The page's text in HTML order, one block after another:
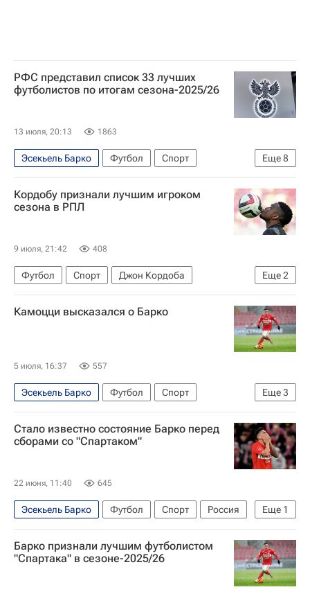
РФС представил список 33 лучших
футболистов по итогам сезона-2025/26
13 июля, 20:13 1863
Еще8
Эсекьель Барко Футбол
Спорт
Российский футбольный союз (РФС)
Станислав Агкацев
Денис Адамов
РПЛ 2026-2027 (Чемпионат России по футболу)
Зенит
Максим Бориско
Кордобу признали лучшим игроком
сезона в РПЛ
9 июля, 21:42 408
Еще2
Футбол Спорт
Джон Кордоба
Краснодар
РПЛ 2026-2027 (Чемпионат России по футболу)
Камоцци высказался о Барко
5 июля, 16:37 557
Еще3
Эсекьель Барко Футбол
Спорт
Спартак Москва
Индепендьенте
Ривер Плейт
Стало известно состояние Барко перед
сборами со "Спартаком"
22 июня, 11:40 645
Еще 1
Эсекьель Барко Футбол Спорт
Россия
Федеральное медико-биологическое агентство (ФМБА России)
Барко признали лучшим футболистом
"Спартака" в сезоне-2025/26